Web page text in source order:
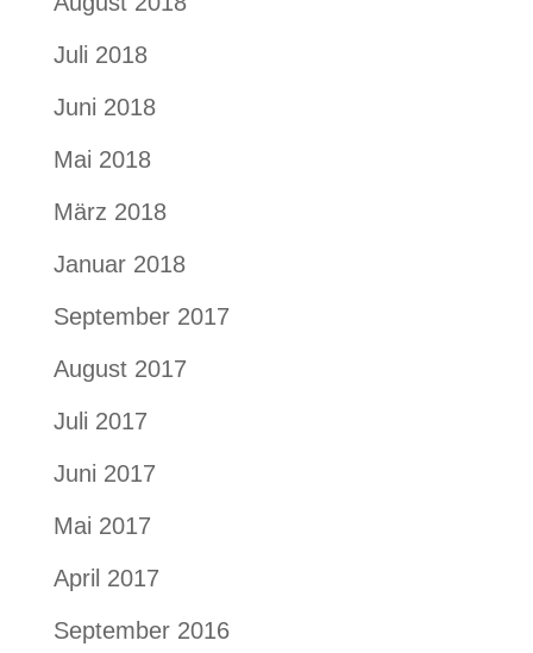
Juli 2018
Juni 2018
Mai 2018
März 2018
Januar 2018
September 2017
August 2017
Juli 2017
Juni 2017
Mai 2017
April 2017
September 2016